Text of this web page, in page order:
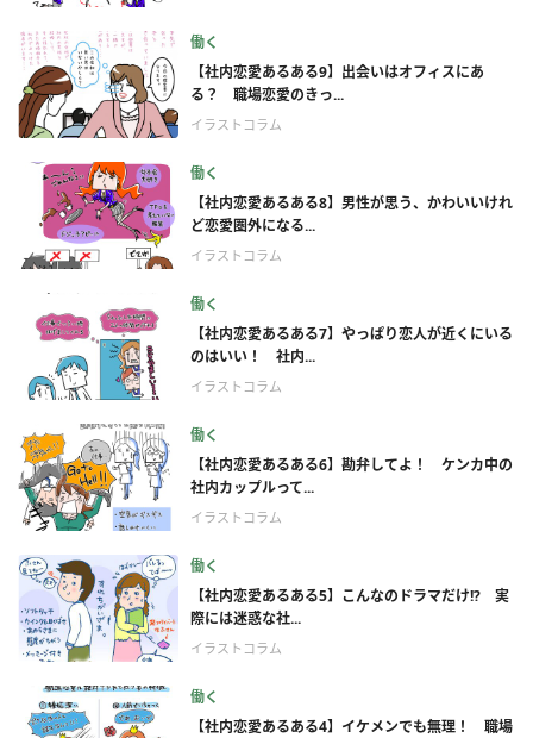
働く
【社内恋愛あるある9】出会いはオフィスにあ
る？ 職場恋愛のきっ...
イラストコラム
働く
【社内恋愛あるある8】男性が思う、かわいいけれ
ど恋愛圏外になる...
イラストコラム
働く
【社内恋愛あるある7】やっぱり恋人が近くにいる
のはいい！ 社内...
イラストコラム
働く
【社内恋愛あるある6】勘弁してよ！ ケンカ中の
社内カップルって...
イラストコラム
働く
【社内恋愛あるある5】こんなのドラマだけ!? 実
際には迷惑な社...
イラストコラム
働く
【社内恋愛あるある4】イケメンでも無理！ 職場